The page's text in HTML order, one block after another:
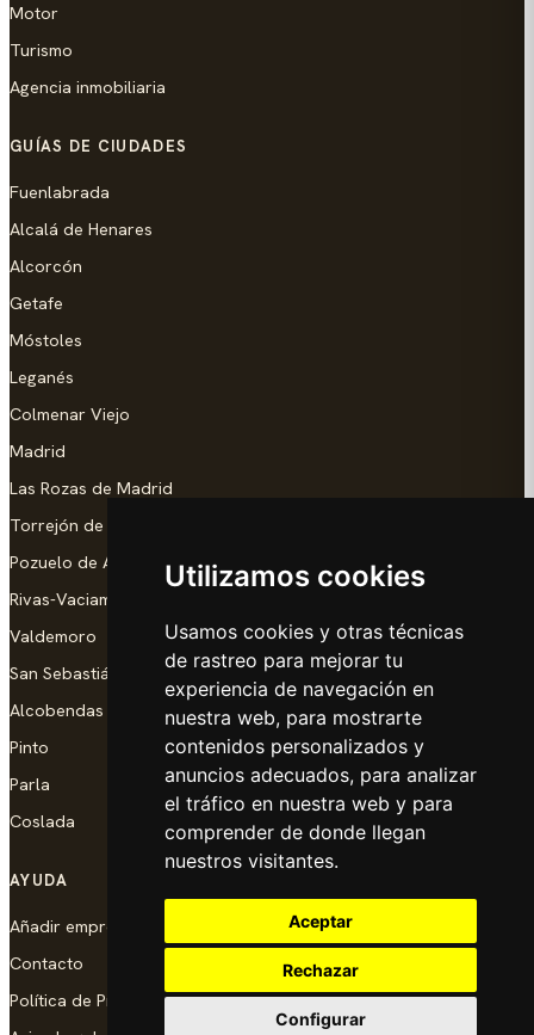
Utilizamos cookies
Usamos cookies y otras técnicas
de rastreo para mejorar tu
experiencia de navegación en
nuestra web, para mostrarte
contenidos personalizados y
anuncios adecuados, para analizar
el tráfico en nuestra web y para
comprender de donde llegan
nuestros visitantes.
Aceptar
Rechazar
Configurar
Motor
Turismo
Agencia inmobiliaria
GUÍAS DE CIUDADES
Fuenlabrada
Alcalá de Henares
Alcorcón
Getafe
Móstoles
Leganés
Colmenar Viejo
Madrid
Las Rozas de Madrid
Torrejón de Ardoz
Pozuelo de Alarcón
Rivas-Vaciamadrid
Valdemoro
San Sebastián de los Reyes
Alcobendas
Pinto
Parla
Coslada
AYUDA
Añadir empresa
Contacto
Política de Privacidad